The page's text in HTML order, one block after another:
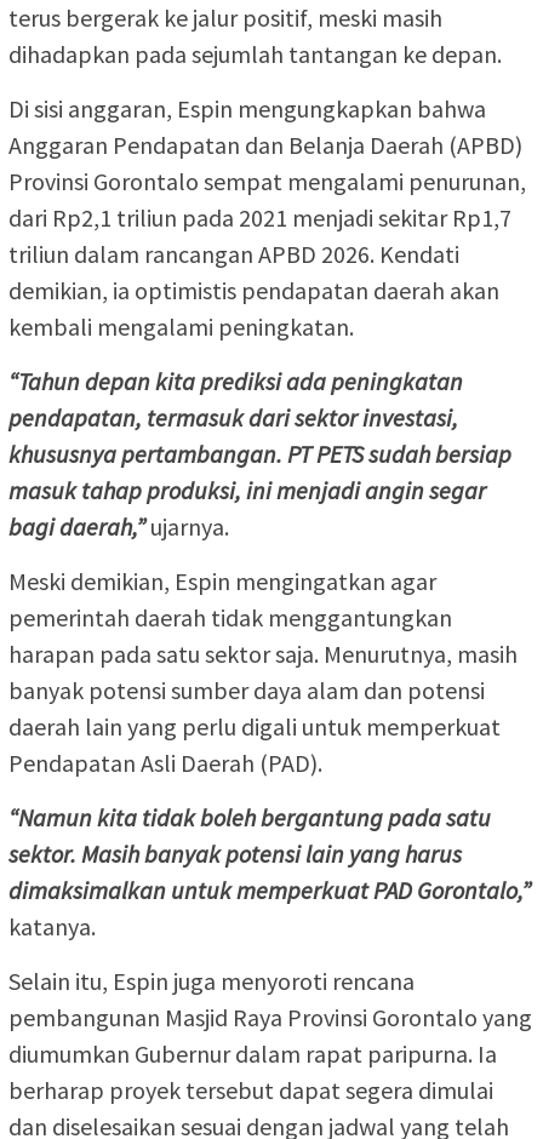
terus bergerak ke jalur positif, meski masih
dihadapkan pada sejumlah tantangan ke depan.
Di sisi anggaran, Espin mengungkapkan bahwa
Anggaran Pendapatan dan Belanja Daerah (APBD)
Provinsi Gorontalo sempat mengalami penurunan,
dari Rp2,1 triliun pada 2021 menjadi sekitar Rp1,7
triliun dalam rancangan APBD 2026. Kendati
demikian, ia optimistis pendapatan daerah akan
kembali mengalami peningkatan.
“Tahun depan kita prediksi ada peningkatan
pendapatan, termasuk dari sektor investasi,
khususnya pertambangan. PT PETS sudah bersiap
masuk tahap produksi, ini menjadi angin segar
bagi daerah,”ujarnya.
Meski demikian, Espin mengingatkan agar
pemerintah daerah tidak menggantungkan
harapan pada satu sektor saja. Menurutnya, masih
banyak potensi sumber daya alam dan potensi
daerah lain yang perlu digali untuk memperkuat
Pendapatan Asli Daerah (PAD).
“Namun kita tidak boleh bergantung pada satu
sektor. Masih banyak potensi lain yang harus
dimaksimalkan untuk memperkuat PAD Gorontalo,”
katanya.
Selain itu, Espin juga menyoroti rencana
pembangunan Masjid Raya Provinsi Gorontalo yang
diumumkan Gubernur dalam rapat paripurna. Ia
berharap proyek tersebut dapat segera dimulai
dan diselesaikan sesuai dengan jadwal yang telah